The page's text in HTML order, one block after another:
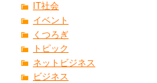
IT社会
イベント
くつろぎ
トピック
ネットビジネス
ビジネス